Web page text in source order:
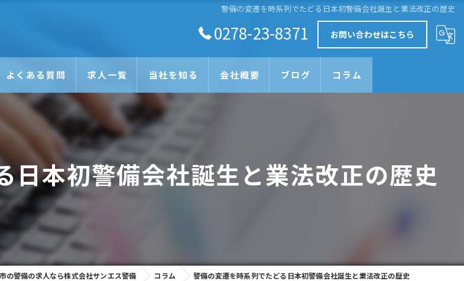
警備の変遷を時系列でたどる日本初警備会社誕生と業法改正の歴史
0278-23-8371 お問い合わせはこちら
よくある質問 求人一覧 当社を知る
未経験
正社員
会社概要 ブログ コラム
日本初警備会社誕生と業法改正の歴史
の警備の求人なら株式会社サンエス警備 コラム 警備の変遷を時系列でたどる日本初警備会社誕生と業法改正の歴史